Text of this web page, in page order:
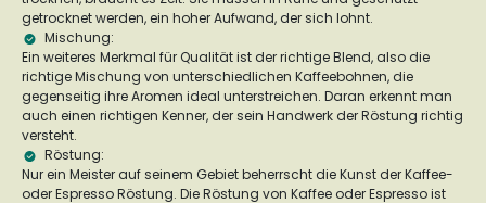
getrocknet werden, ein hoher Aufwand, der sich lohnt.
Mischung:
Ein weiteres Merkmal für Qualität ist der richtige Blend, also die
richtige Mischung von unterschiedlichen Kaffeebohnen, die
gegenseitig ihre Aromen ideal unterstreichen. Daran erkennt man
auch einen richtigen Kenner, der sein Handwerk der Röstung richtig
versteht.
Röstung:
Nur ein Meister auf seinem Gebiet beherrscht die Kunst der Kaffee-
oder Espresso Röstung. Die Röstung von Kaffee oder Espresso ist